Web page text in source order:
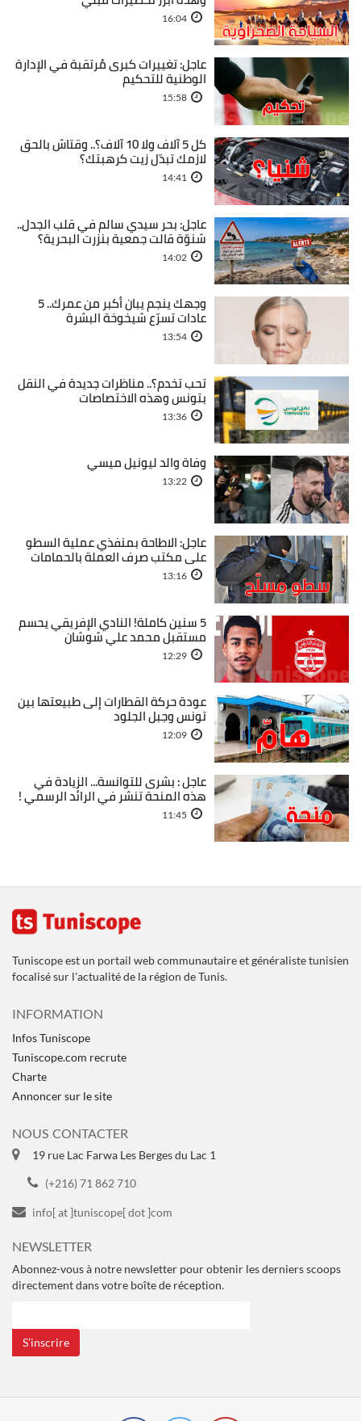
16:04
عاجل: تغييرات كبرى مُرتقبة في الإدارة
الوطنية للتحكيم
15:58
كل 5 آلاف ولا 10 آلاف؟.. وقتاش بالحق
لازمك تبدّل زيت كرهبتك؟
14:41
عاجل: بحر سيدي سالم في قلب الجدل..
شنوّة قالت جمعية بنزرت البحرية؟
14:02
وجهك ينجم يبان أكبر من عمرك.. 5
عادات تسرّع شيخوخة البشرة
13:54
تحب تخدم؟.. مناظرات جديدة في النقل
بتونس وهذه الاختصاصات
13:36
وفاة والد ليونيل ميسي
13:22
عاجل: الاطاحة بمنفذي عملية السطو
على مكتب صرف العملة بالحمامات
13:16
5 سنين كاملة! النادي الإفريقي يحسم
مستقبل محمد علي شوشان
12:29
عودة حركة القطارات إلى طبيعتها بين
تونس وجبل الجلود
12:09
عاجل : بشرى للتوانسة... الزيادة في
هذه المنحة تنشر في الرائد الرسمي !
11:45
Tuniscope est un portail web communautaire et généraliste tunisien
focalisé sur l'actualité de la région de Tunis.
INFORMATION
Infos Tuniscope
Tuniscope.com recrute
Charte
Annoncer sur le site
NOUS CONTACTER
19 rue Lac Farwa Les Berges du Lac 1
(+216) 71 862 710
info[ at ]tuniscope[ dot ]com
NEWSLETTER
Abonnez-vous à notre newsletter pour obtenir les derniers scoops
directement dans votre boîte de réception.
S’inscrire